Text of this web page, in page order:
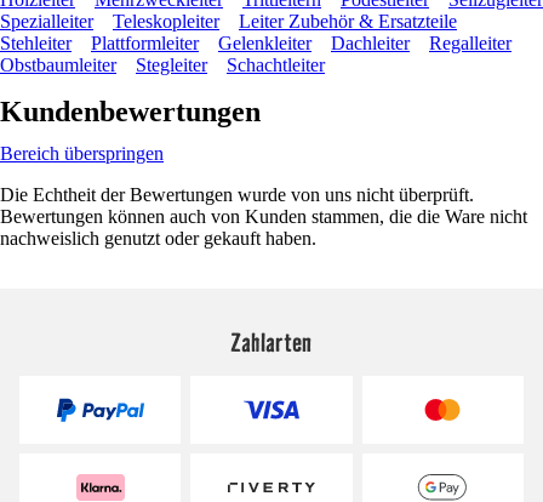
Spezialleiter
Teleskopleiter
Leiter Zubehör & Ersatzteile
Stehleiter
Plattformleiter Gelenkleiter Dachleiter
Regalleiter
Obstbaumleiter
Stegleiter Schachtleiter
Kundenbewertungen
Bereich überspringen
Die Echtheit der Bewertungen wurde von uns nicht überprüft.
Bewertungen können auch von Kunden stammen, die die Ware nicht
nachweislich genutzt oder gekauft haben.
Zahlarten